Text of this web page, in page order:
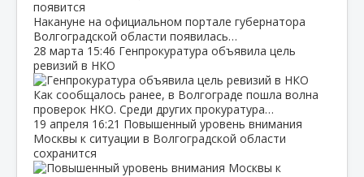
Накануне на официальном портале губернатора
Волгоградской области появилась…
28 марта 15:46 Генпрокуратура объявила цель
ревизий в НКО
Как сообщалось ранее, в Волгограде пошла волна
проверок НКО. Среди других прокуратура…
19 апреля 16:21 Повышенный уровень внимания
Москвы к ситуации в Волгоградской области
сохранится